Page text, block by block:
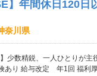
】年間休日120
奈川県
】少数精鋭、一人ひとりが
あり 給与改定 年1回 福利